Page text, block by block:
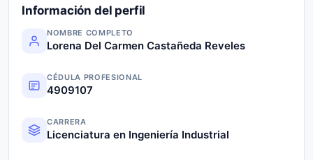
Información del perfil
NOMBRE COMPLETO
Lorena Del Carmen Castañeda Reveles
CÉDULA PROFESIONAL
4909107
CARRERA
Licenciatura en Ingeniería Industrial